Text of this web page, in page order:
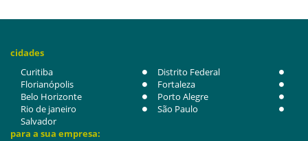
cidades
Curitiba
Distrito Federal
Florianópolis
Fortaleza
Belo Horizonte
Porto Alegre
Rio de janeiro
São Paulo
Salvador
para a sua empresa: